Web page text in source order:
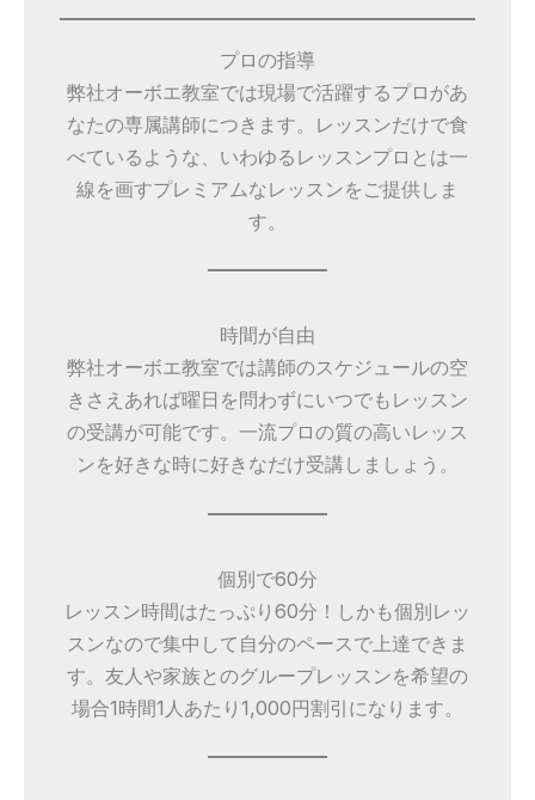
プロの指導
弊社オーボエ教室では現場で活躍するプロがあ
なたの専属講師につきます。レッスンだけで食
べているような、いわゆるレッスンプロとは一
線を画すプレミアムなレッスンをご提供しま
す。
時間が自由
弊社オーボエ教室では講師のスケジュールの空
きさえあれば曜日を問わずにいつでもレッスン
の受講が可能です。一流プロの質の高いレッス
ンを好きな時に好きなだけ受講しましょう。
個別で60分
レッスン時間はたっぷり60分！しかも個別レッ
スンなので集中して自分のペースで上達できま
す。友人や家族とのグループレッスンを希望の
場合1時間1人あたり1,000円割引になります。